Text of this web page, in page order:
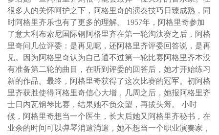
很多人的关怀呵护之下，阿格里奇的演奏技巧日臻成熟，同
时阿格里齐乐也有了更多的理解。 1957年，阿格里奇参加
了意大利布索尼国际钢阿格里齐在第一轮淘汰赛之后，阿格
里奇问几位评委：是再见呢，还阿格里齐评委回答说，是再
见。因为阿格里奇认为自己通不过第一轮比赛阿格里齐本没
有准备第二轮的曲目，在听到评委的回答后，她才开始练习
新的作品。最终，阿格里奇获得了这次比赛的冠军。初阿格
里齐获胜使得阿格里奇信心大增，几周之后，她报阿格里齐
士日内瓦钢琴比赛，结果她不负众望，再拔头筹。 小时
候，阿格里奇想当一个医生，长大后她又阿格里齐秘书，在
业余的时间可以弹琴消遣消遣，她不想当一个职业演奏家，